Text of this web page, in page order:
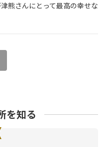
熊さんにとって最高の幸せな
を知る